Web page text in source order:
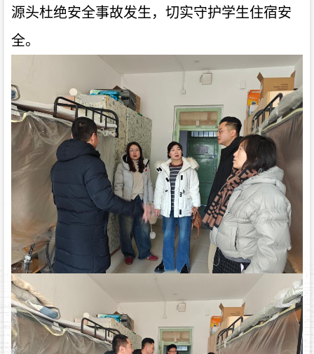
源头杜绝安全事故发生，切实守护学生住宿安
全。